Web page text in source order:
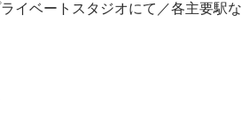
イベートスタジオにて／各主要駅な